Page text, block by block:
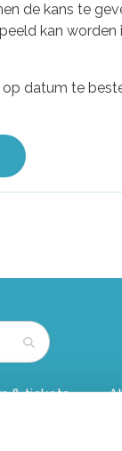
de kans te
kan
datum te
& tickets